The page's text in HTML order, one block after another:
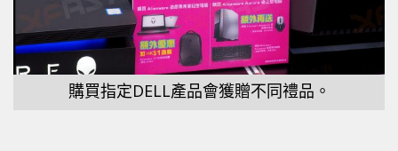
購買指定DELL產品會獲贈不同禮品。